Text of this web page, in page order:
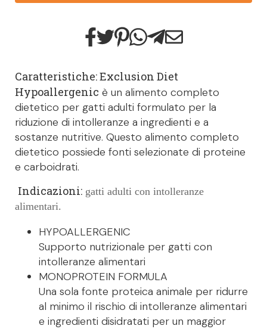
Caratteristiche: Exclusion Diet
Hypoallergenic è un alimento completo
dietetico per gatti adulti formulato per la
riduzione di intolleranze a ingredienti e a
sostanze nutritive. Questo alimento completo
dietetico possiede fonti selezionate di proteine
e carboidrati.
Indicazioni: gatti adulti con intolleranze
alimentari.
HYPOALLERGENIC
Supporto nutrizionale per gatti con
intolleranze alimentari
MONOPROTEIN FORMULA
Una sola fonte proteica animale per ridurre
al minimo il rischio di intolleranze alimentari
e ingredienti disidratati per un maggior